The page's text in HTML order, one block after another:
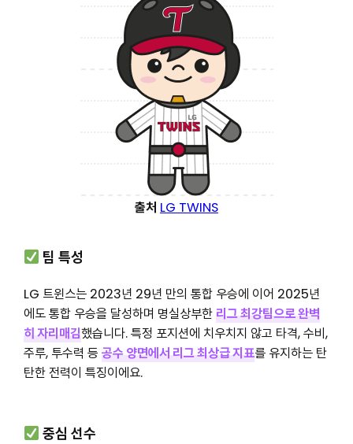
출처 LG TWINS
팀 특성
LG 트윈스는 2023년 29년 만의 통합 우승에 이어 2025년
에도 통합 우승을 달성하며 명실상부한리그 최강팀으로 완벽
히 자리매김했습니다. 특정 포지션에 치우치지 않고 타격, 수비,
주루, 투수력 등 공수 양면에서 리그 최상급 지표를 유지하는 탄
탄한 전력이 특징이에요.
중심 선수